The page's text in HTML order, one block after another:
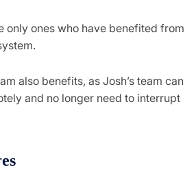
only ones who have benefited from
also benefits, as Josh’s team can
and no longer need to interrupt